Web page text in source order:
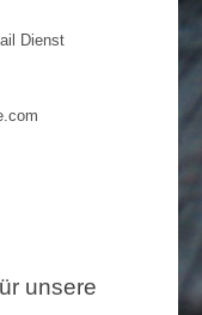
Dienst
unsere